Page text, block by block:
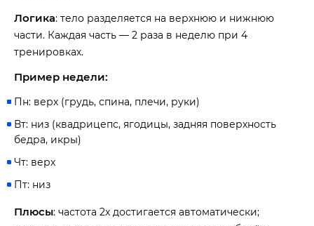
Логика: тело разделяется на верхнюю и нижнюю
части. Каждая часть — 2 раза в неделю при 4
тренировках.
Пример недели:
Пн: верх (грудь, спина, плечи, руки)
Вт: низ (квадрицепс, ягодицы, задняя поверхность
бедра, икры)
Чт: верх
Пт: низ
Плюсы: частота 2x достигается автоматически;